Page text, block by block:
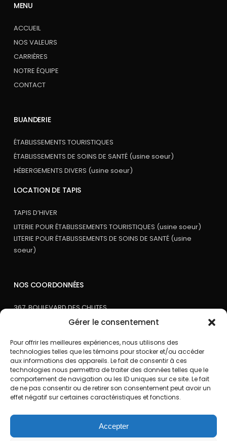
Gérer le consentement
Pour offrir les meilleures expériences, nous utilisons des
technologies telles que les témoins pour stocker et/ou accéder
aux informations des appareils. Le fait de consentir à ces
technologies nous permettra de traiter des données telles que le
comportement de navigation ou les ID uniques sur ce site. Le fait
de ne pas consentir ou de retirer son consentement peut avoir un
effet négatif sur certaines caractéristiques et fonctions.
Accepter
MENU
ACCUEIL
NOS VALEURS
CARRIÈRES
NOTRE ÉQUIPE
CONTACT
BUANDERIE
ÉTABLISSEMENTS TOURISTIQUES
ÉTABLISSEMENTS DE SOINS DE SANTÉ (usine soeur)
HÉBERGEMENTS DIVERS (usine soeur)
LOCATION DE TAPIS
TAPIS D’HIVER
LITERIE POUR ÉTABLISSEMENTS TOURISTIQUES (usine soeur)
LITERIE POUR ÉTABLISSEMENTS DE SOINS DE SANTÉ (usine
soeur)
NOS COORDONNÉES
367, BOULEVARD DES CHUTES
QUÉBEC, QC, G1E 3G1
TÉLÉPHONE
418-661-6163
TÉLÉCOPIEUR: 418-661-4000
COURRIEL:info@buanderiehmr.com